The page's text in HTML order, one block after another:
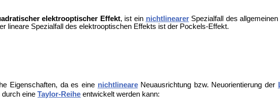
elektrooptischer Effekt, ist ein nichtlinearerSpezialfall des allgemeinen
lineare Spezialfall des elektrooptischen Effekts ist der Pockels-Effekt.
Eigenschaften, da es eine nichtlineareNeuausrichtung bzw. Neuorientierung der
durch eineTaylor-Reihe entwickelt werden kann: